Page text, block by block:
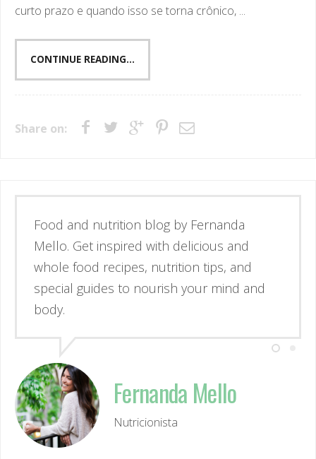
curto prazo e quando isso se torna crônico, ...
CONTINUE READING...
Share on:
Esse é o blog da nutricionista Fernanda
Mello. Se inspire através de receitas
simples e deliciosas, alimentos de verdade
e guias para nutrir corpo e mente.
Nutricionista